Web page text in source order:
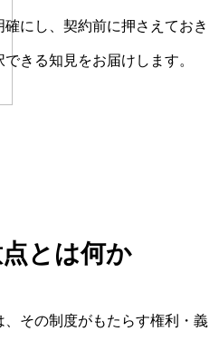
にし、契約前に押さえておき
きる知見をお届けします。
とは何か
その制度がもたらす権利・義